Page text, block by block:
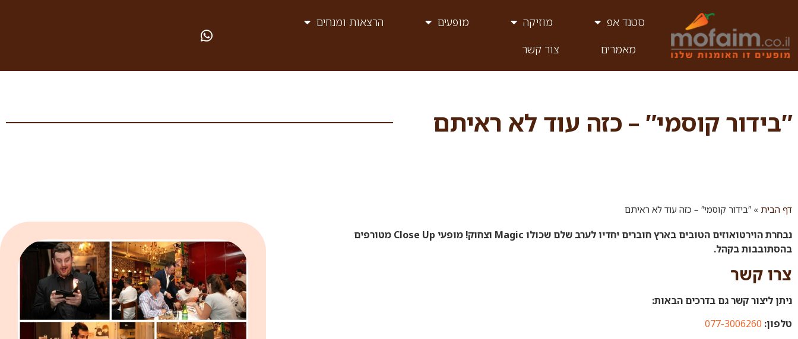
סטנד אפ מוזיקה מופעים
הרצאות ומנחים
מאמרים
צור קשר
″בידור קוסמי″ – כזה עוד לא ראיתם
דף הבית » ″בידור קוסמי″ – כזה עוד לא ראיתם
נבחרת הוירטואוזים הטובים בארץ חוברים יחדיו לערב שלם שכולו Magic וצחוק! מופעי Close Up מטורפים
בהסתובבות בקהל.
צרו קשר
ניתן ליצור קשר גם בדרכים הבאות:
טלפון: 077-3006260